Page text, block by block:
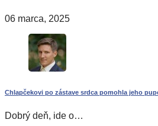
06 marca, 2025
Chlapčekovi po zástave srdca pomohla jeho
Dobrý deň, ide o…